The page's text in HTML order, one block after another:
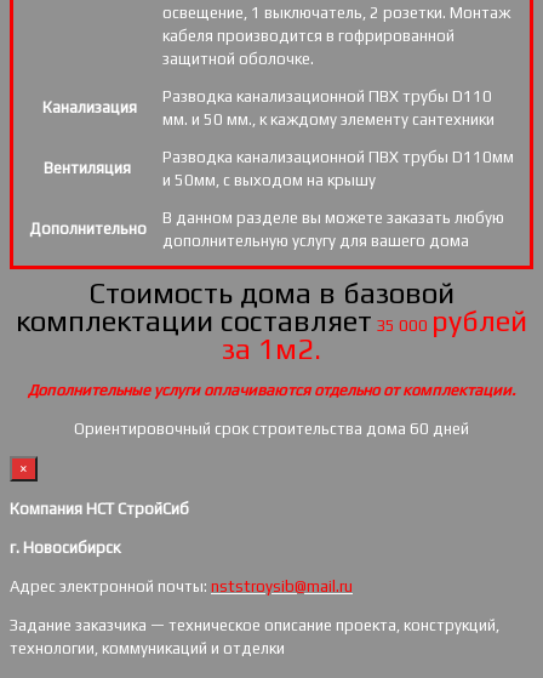
освещение, 1 выключатель, 2 розетки. Монтаж
кабеля производится в гофрированной
защитной оболочке.
Канализация
Разводка канализационной ПВХ трубы D110
мм. и 50 мм., к каждому элементу сантехники
Вентиляция
Разводка канализационной ПВХ трубы D110мм
и 50мм, с выходом на крышу
Дополнительно
В данном разделе вы можете заказать любую
дополнительную услугу для вашего дома
Стоимость дома в базовой
комплектации составляет 35 000 рублей
за 1м2.
Дополнительные услуги оплачиваются отдельно от комплектации.
Ориентировочный срок строительства дома 60 дней
×
Компания НСТ СтройСиб
г. Новосибирск
Адрес электронной почты: nststroysib@mail.ru
Задание заказчика — техническое описание проекта, конструкций,
технологии, коммуникаций и отделки